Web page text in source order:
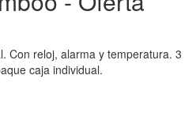
Con reloj, alarma y temperatura. 3
caja individual.